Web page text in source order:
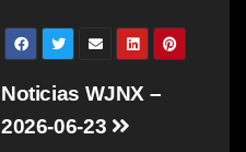
Noticias WJNX –
2026-06-23